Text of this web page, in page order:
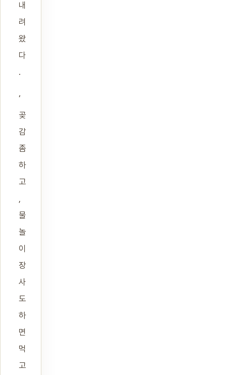
내
려
왔
다
.
‘
곶
감
좀
하
고
물
놀
이
장
사
도
하
면
먹
고